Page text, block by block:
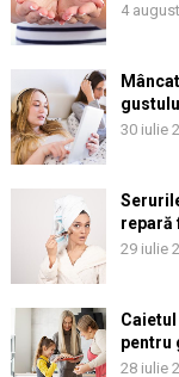
4
30 iulie
repară
29 iulie
pentru
28 iulie